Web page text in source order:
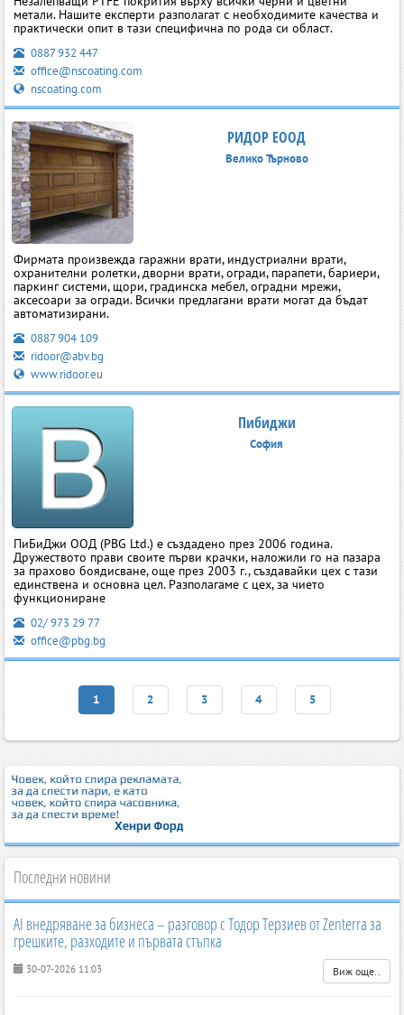
метали. Нашите експерти разполагат с необходимите качества и
практически опит в тази специфична по рода си област.
0887 932 447
office@nscoating.com
nscoating.com
РИДОР ЕООД
Велико Търново
Фирмата произвежда гаражни врати, индустриални врати,
охранителни ролетки, дворни врати, огради, парапети, бариери,
паркинг системи, щори, градинска мебел, оградни мрежи,
аксесоари за огради. Всички предлагани врати могат да бъдат
автоматизирани.
0887 904 109
ridoor@abv.bg
www.ridoor.eu
Пибиджи
София
ПиБиДжи ООД (PВG Ltd.) е създадено през 2006 година.
Дружеството прави своите първи крачки, наложили го на пазара
за прахово боядисване, още през 2003 г., създавайки цех с тази
единствена и основна цел. Разполагаме с цех, за чието
функциониране
02/ 973 29 77
office@pbg.bg
1 2 3 4 5
Последни новини
AI внедряване за бизнеса – разговор с Тодор Терзиев от Zenterra за
грешките, разходите и първата стъпка
30-07-2026 11:03 Виж още..